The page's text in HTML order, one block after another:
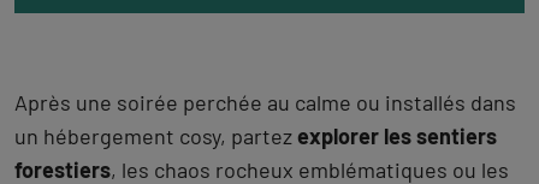
Après une soirée perchée au calme ou installés dans
un hébergement cosy, partezexplorer les sentiers
forestiers, les chaos rocheux emblématiques ou les